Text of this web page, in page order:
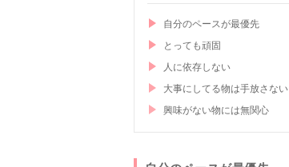
自分のペースが最優先
とっても頑固
人に依存しない
大事にしてる物は手放さない
興味がない物には無関心